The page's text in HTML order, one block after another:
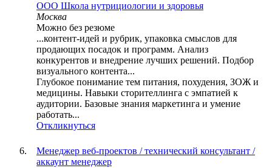
ООО Школа нутрициологии и здоровья
Москва
Можно без резюме
...контент-идей и рубрик, упаковка смыслов для
продающих посадок и программ. Анализ
конкурентов и внедрение лучших решений. Подбор
визуального контента...
Глубокое понимание тем питания, похудения, ЗОЖ и
медицины. Навыки сторителлинга с эмпатией к
аудитории. Базовые знания маркетинга и умение
работать...
Откликнуться
Менеджер веб-проектов / технический консультант /
аккаунт менеджер